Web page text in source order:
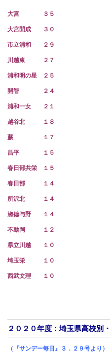
大宮 ３５
大宮開成 ３０
市立浦和 ２９
川越東 ２７
浦和明の星 ２５
開智 ２４
浦和一女 ２１
越谷北 １８
蕨 １７
昌平 １５
春日部共栄 １５
春日部 １４
所沢北 １４
淑徳与野 １４
不動岡 １２
県立川越 １０
埼玉栄 １０
西武文理 １０
２０２０年度：埼玉県高校別
（『サンデー毎日』３．２９号より）